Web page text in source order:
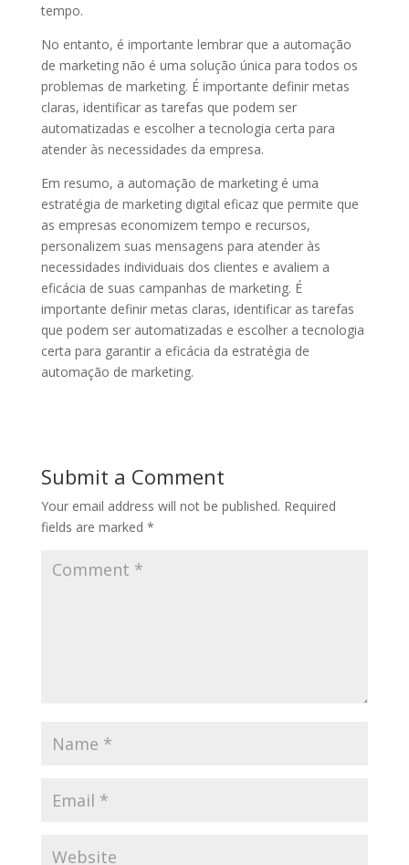
tempo.
No entanto, é importante lembrar que a automação
de marketing não é uma solução única para todos os
problemas de marketing. É importante definir metas
claras, identificar as tarefas que podem ser
automatizadas e escolher a tecnologia certa para
atender às necessidades da empresa.
Em resumo, a automação de marketing é uma
estratégia de marketing digital eficaz que permite que
as empresas economizem tempo e recursos,
personalizem suas mensagens para atender às
necessidades individuais dos clientes e avaliem a
eficácia de suas campanhas de marketing. É
importante definir metas claras, identificar as tarefas
que podem ser automatizadas e escolher a tecnologia
certa para garantir a eficácia da estratégia de
automação de marketing.
Submit a Comment
Your email address will not be published. Required
fields are marked *